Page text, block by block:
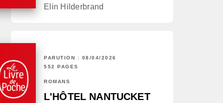
Elin Hilderbrand
PARUTION : 08/04/2026
552 PAGES
ROMANS
L'HÔTEL NANTUCKET